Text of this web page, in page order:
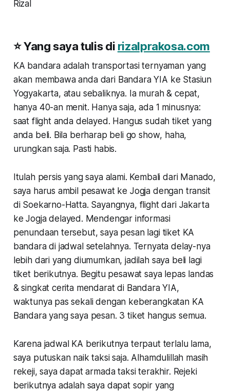
Rizal
⭐ Yang saya tulis di rizalprakosa.com
KA bandara adalah transportasi ternyaman yang
akan membawa anda dari Bandara YIA ke Stasiun
Yogyakarta, atau sebaliknya. Ia murah & cepat,
hanya 40-an menit. Hanya saja, ada 1 minusnya:
saat flight anda delayed. Hangus sudah tiket yang
anda beli. Bila berharap beli go show, haha,
urungkan saja. Pasti habis.
Itulah persis yang saya alami. Kembali dari Manado,
saya harus ambil pesawat ke Jogja dengan transit
di Soekarno-Hatta. Sayangnya, flightdari Jakarta
ke Jogjadelayed. Mendengar informasi
penundaan tersebut, saya pesan lagi tiket KA
bandara di jadwal setelahnya. Ternyata delay-nya
lebih dari yang diumumkan, jadilah saya beli lagi
tiket berikutnya. Begitu pesawat saya lepas landas
& singkat cerita mendarat di Bandara YIA,
waktunya pas sekali dengan keberangkatan KA
Bandara yang saya pesan. 3 tiket hangus semua.
Karena jadwal KA berikutnya terpaut terlalu lama,
saya putuskan naik taksi saja. Alhamdulillah masih
rekeji, saya dapat armada taksi terakhir. Rejeki
berikutnya adalah saya dapat sopir yang